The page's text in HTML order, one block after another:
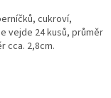
cukroví,
vejde 24 kusů, průměr
cca. 2,8cm.